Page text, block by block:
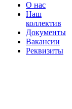
О нас
Наш
коллектив
Документы
Вакансии
Реквизиты